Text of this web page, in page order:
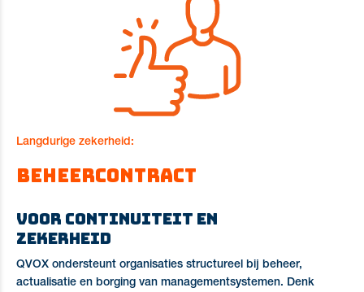
Langdurige zekerheid:
Beheercontract
Voor continuiteit en
zekerheid
QVOX ondersteunt organisaties structureel bij beheer,
actualisatie en borging van managementsystemen. Denk